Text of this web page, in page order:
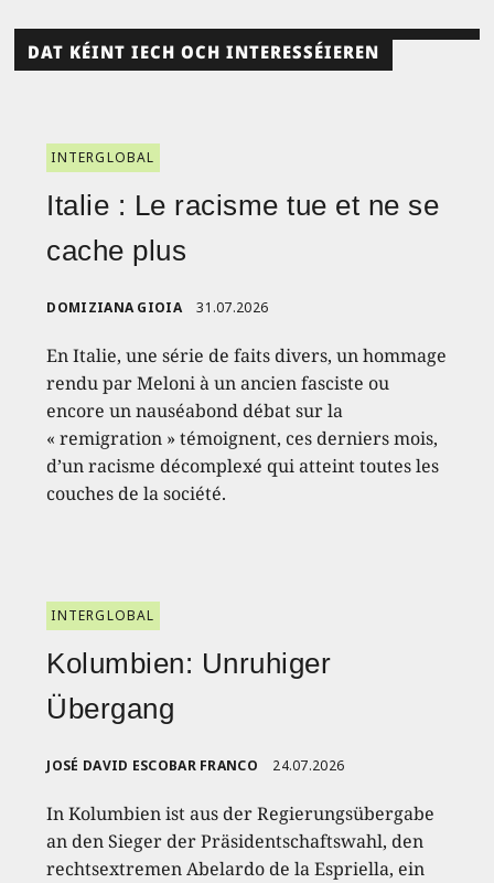
DAT KÉINT IECH OCH INTERESSÉIEREN
INTERGLOBAL
Italie : Le racisme tue et ne se
cache plus
DOMIZIANA GIOIA 31.07.2026
En Italie, une série de faits divers, un hommage
rendu par Meloni à un ancien fasciste ou
encore un nauséabond débat sur la
« remigration » témoignent, ces derniers mois,
d’un racisme décomplexé qui atteint toutes les
couches de la société.
INTERGLOBAL
Kolumbien: Unruhiger
Übergang
JOSÉ DAVID ESCOBAR FRANCO 24.07.2026
In Kolumbien ist aus der Regierungsübergabe
an den Sieger der Präsidentschaftswahl, den
rechtsextremen Abelardo de la Espriella, ein